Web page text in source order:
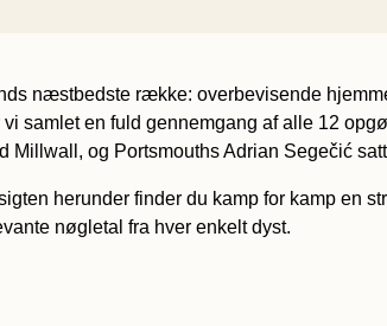
næstbedste række: overbevisende
samlet en fuld gennemgang af alle 12
og Portsmouths Adrian Segečić
herunder finder du kamp for kamp en
nøgletal fra hver enkelt dyst.